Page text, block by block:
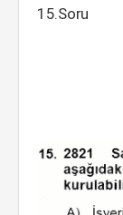
15.Soru